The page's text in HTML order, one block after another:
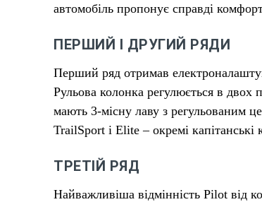
автомобіль пропонує справді
ПЕРШИЙ І ДРУГИЙ РЯДИ
Перший ряд отримав
Рульова колонка регулюється в двох
мають 3-місну лаву з регульованим
TrailSport і Elite – окремі
ТРЕТІЙ РЯД
Найважливіша відмінність Pilot від